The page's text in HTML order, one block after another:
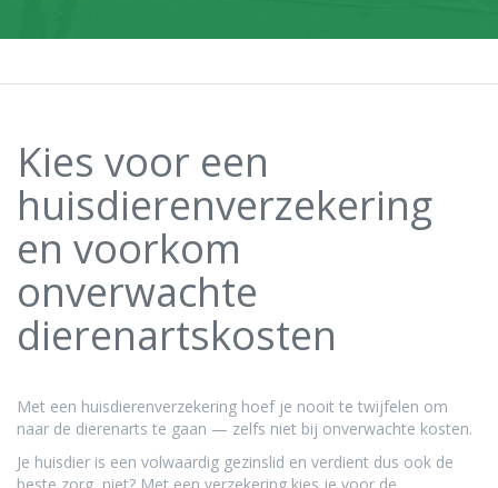
Kies voor een
huisdierenverzekering
en voorkom
onverwachte
dierenartskosten
Met een huisdierenverzekering hoef je nooit te twijfelen om
naar de dierenarts te gaan — zelfs niet bij onverwachte kosten.
Je huisdier is een volwaardig gezinslid en verdient dus ook de